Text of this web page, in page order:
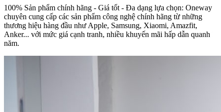
100% Sản phẩm chính hãng - Giá tốt - Đa dạng lựa chọn: Oneway
chuyên cung cấp các sản phẩm công nghệ chính hãng từ những
thương hiệu hàng đầu như Apple, Samsung, Xiaomi, Amazfit,
Anker... với mức giá cạnh tranh, nhiều khuyến mãi hấp dẫn quanh
năm.